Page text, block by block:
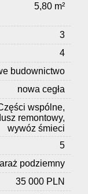
5,80 m²
3
4
budownictwo
nowa cegła
wspólne,
remontowy,
wywóz śmieci
5
podziemny
35 000 PLN